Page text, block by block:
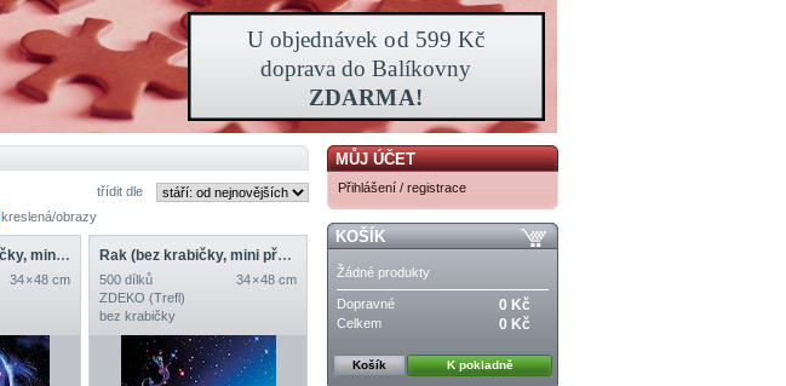
třídit dle
kreslená/obrazy
Blíženci (bez krabičky, mini předloha)
34 × 48 cm
Rak (bez krabičky, mini předloha)
500 dílků
34 × 48 cm
ZDEKO (Trefl)
bez krabičky
MŮJ ÚČET
Přihlášení / registrace
KOŠÍK
Žádné produkty
Dopravné 0 Kč
Celkem 0 Kč
Košík K pokladně